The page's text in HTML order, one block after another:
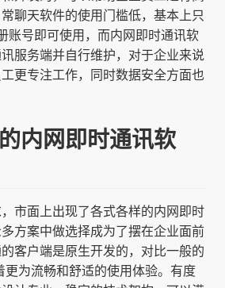
聊天软件的使用门槛低，基本上只
账号即可使用，而内网即时通讯软
服务端并自行维护，对于企业来说
更专注工作，同时数据安全方面也
内网即时通讯软
市面上出现了各式各样的内网即时
方案中做选择成为了摆在企业面前
客户端是原生开发的，对比一般的
更为流畅和舒适的使用体验。有度